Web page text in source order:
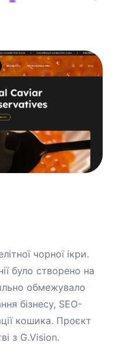
чорної ікри.
було створено на
обмежувало
бізнесу, SEO-
кошика. Проєкт
з G.Vision.